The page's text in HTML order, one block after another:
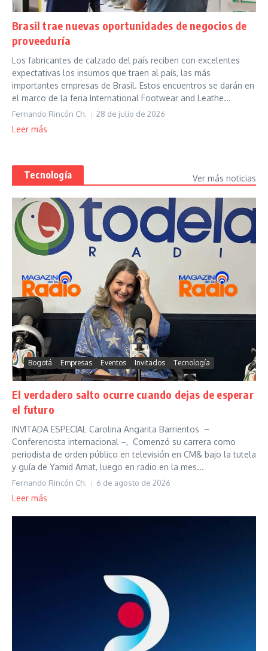
Brasil trae nuevas oportunidades de negocios de
proveeduría
Los fabricantes de calzado del país reciben con excelentes
expectativas los insumos que traen al país, las más
importantes empresas de Brasil. Estos encuentros se darán en
el marco de la feria International Footwear and Leathe...
Fernando Rincón Ch. 28 de julio de 2026
Leer más
Tecnología Ver más noticias
Bogotá Empresas Eventos Invitados Tecnología
El verdadero salto ocurre cuando dejas de esperar
el futuro
INVITADA ESPECIAL Carolina Angarita Barrientos –
Conferencista internacional –, Comenzó su carrera como
periodista de orden público en televisión en CM& bajo la tutela
y guía de Yamid Amat, luego en radio en la mes...
Fernando Rincón Ch. 6 de agosto de 2026
Leer más